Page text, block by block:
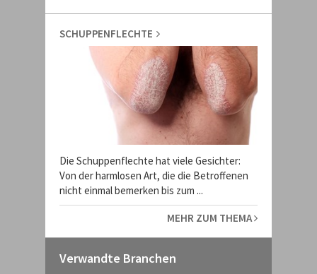
SCHUPPENFLECHTE
Die Schuppenflechte hat viele Gesichter:
Von der harmlosen Art, die die Betroffenen
nicht einmal bemerken bis zum ...
MEHR ZUM THEMA
Verwandte Branchen